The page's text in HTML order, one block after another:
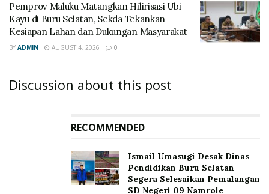
‎Pemprov Maluku Matangkan Hilirisasi Ubi
Kayu di Buru Selatan, Sekda Tekankan
Kesiapan Lahan dan Dukungan Masyarakat
BY ADMIN AUGUST 4, 2026 0
Discussion about this post
RECOMMENDED
Ismail Umasugi Desak Dinas
Pendidikan Buru Selatan
Segera Selesaikan Pemalangan
SD Negeri 09 Namrole